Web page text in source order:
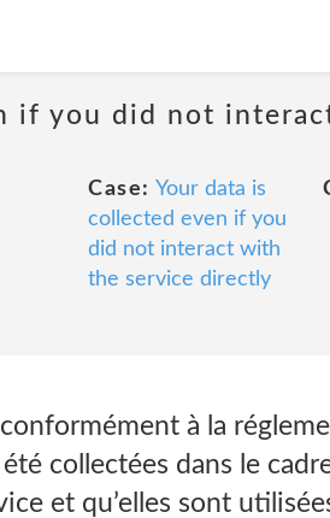
if you did not
Case: Your data is
collected even if you
did not interact with
the service directly
à la
collectées dans le
et qu’elles sont